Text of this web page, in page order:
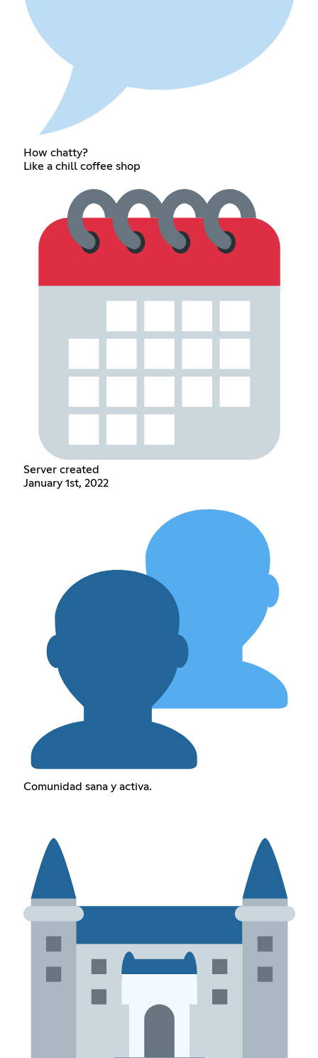
How chatty?
Like a chill coffee shop
Server created
January 1st, 2022
Comunidad sana y activa.